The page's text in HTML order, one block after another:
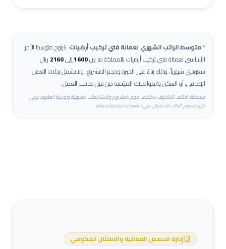
*متوسط الراتب الشهري لعمالةفني تركيب أرضيات:يتراوح متوسط الأجر
الأساسي لعمالةفني تركيب أرضياتبالمملكة ما بين1600إلى2160 ريال
سعودي شهرياً، وذلك بناءً على الخبرة وحجم المشروع، ولا يشمل بدلات العمل
الإضافي، أو السكن والمواصلات المؤمنة من قبل صاحب العمل.
ملاحظة: تختلف التكاليف باختلاف حجم المشروع والاشتراطات المهنية ونوعية العقود. يرجى
ملء نموذج الطلب للحصول على تسعيرة دقيقة ومفصلة.
إدارة الحصص العمالية والامتثال الحكومي